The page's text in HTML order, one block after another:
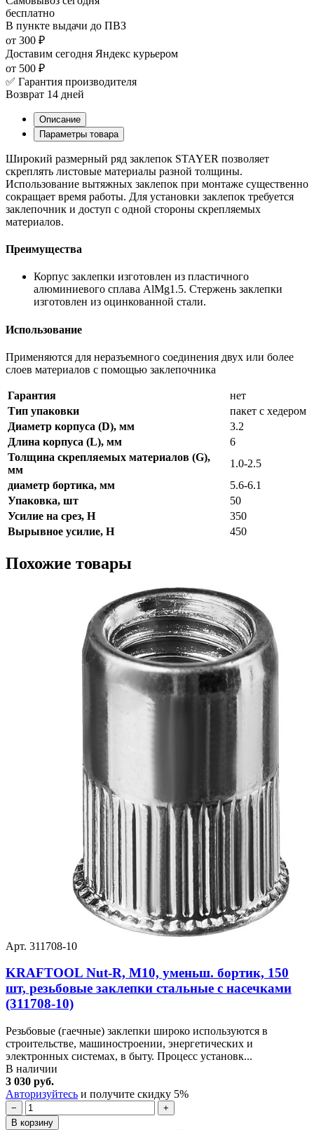
бесплатно
В пункте выдачи до ПВЗ
от 300 ₽
Доставим сегодня Яндекс курьером
от 500 ₽
✅ Гарантия производителя
Возврат 14 дней
Описание
Параметры товара
Широкий размерный ряд заклепок STAYER позволяет
скреплять листовые материалы разной толщины.
Использование вытяжных заклепок при монтаже существенно
сокращает время работы. Для установки заклепок требуется
заклепочник и доступ с одной стороны скрепляемых
материалов.
Преимущества
Корпус заклепки изготовлен из пластичного
алюминиевого сплава AlMg1.5. Стержень заклепки
изготовлен из оцинкованной стали.
Использование
Применяются для неразъемного соединения двух или более
слоев материалов с помощью заклепочника
Гарантия
нет
Тип упаковки
пакет с хедером
Диаметр корпуса (D), мм
3.2
Длина корпуса (L), мм
6
Толщина скрепляемых материалов (G),
мм
1.0-2.5
диаметр бортика, мм
5.6-6.1
Упаковка, шт
50
Усилие на срез, Н
350
Вырывное усилие, Н
450
Похожие товары
Арт. 311708-10
KRAFTOOL Nut-R, М10, уменьш. бортик, 150
шт, резьбовые заклепки стальные с насечками
(311708-10)
Резьбовые (гаечные) заклепки широко используются в
строительстве, машиностроении, энергетических и
электронных системах, в быту. Процесс установк...
В наличии
3 030 руб.
Авторизуйтесь и получите скидку 5%
−
+
В корзину